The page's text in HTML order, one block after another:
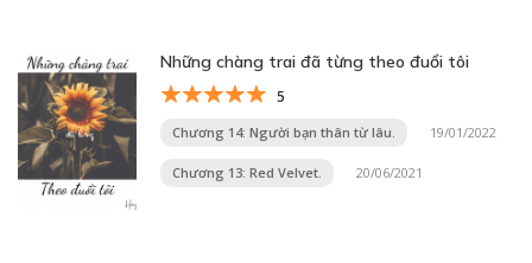
Những chàng trai đã từng theo đuổi tôi
5
Chương 14: Người bạn thân từ lâu. 19/01/2022
Chương 13: Red Velvet. 20/06/2021